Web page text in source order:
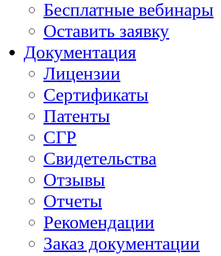
Бесплатные вебинары
Оставить заявку
Документация
Лицензии
Сертификаты
Патенты
СГР
Свидетельства
Отзывы
Отчеты
Рекомендации
Заказ документации